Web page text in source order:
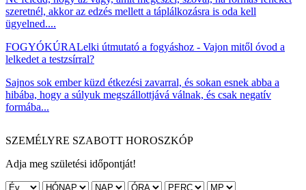
szeretnél, akkor az edzés mellett a táplálkozásra is oda kell
ügyelned....
FOGYÓKÚRALelki útmutató a fogyáshoz - Vajon mitől óvod a
lelkedet a testzsírral?
Sajnos sok ember küzd étkezési zavarral, és sokan esnek abba a
hibába, hogy a súlyuk megszállottjává válnak, és csak negatív
formába...
SZEMÉLYRE SZABOTT HOROSZKÓP
Adja meg születési időpontját!